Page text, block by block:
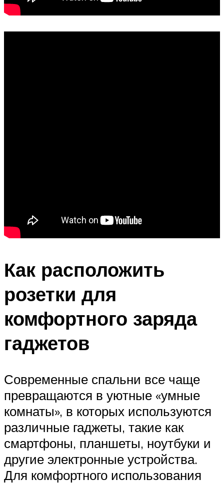
Как расположить
розетки для
комфортного заряда
гаджетов
Современные спальни все чаще
превращаются в уютные «умные
комнаты», в которых используются
различные гаджеты, такие как
смартфоны, планшеты, ноутбуки и
другие электронные устройства.
Для комфортного использования